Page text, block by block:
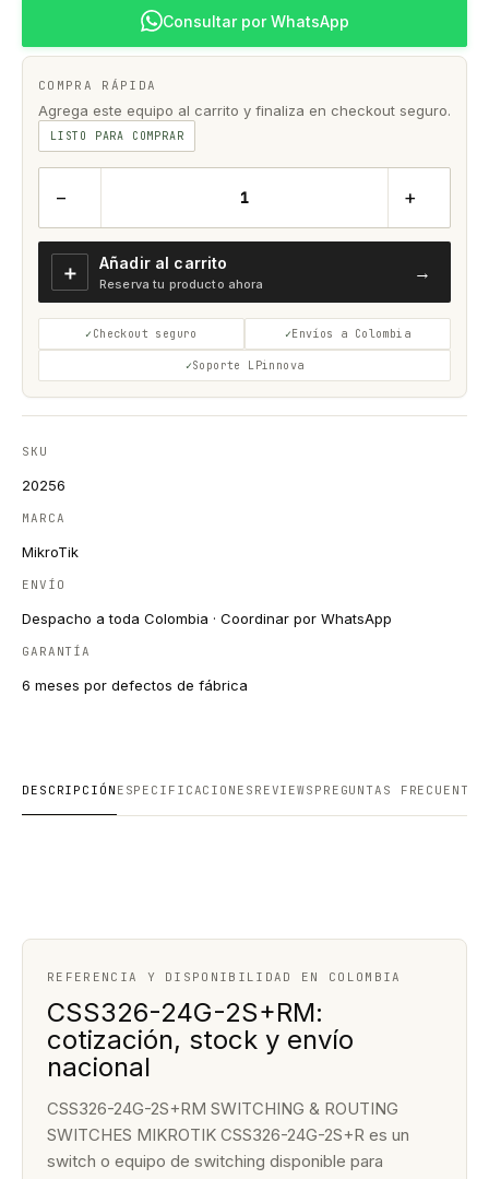
Consultar por WhatsApp
COMPRA RÁPIDA
Agrega este equipo al carrito y finaliza en checkout seguro.
LISTO PARA COMPRAR
− +
＋ Añadir al carrito
Reserva tu producto ahora
→
Checkout seguro Envíos a Colombia
Soporte LPinnova
SKU
20256
MARCA
MikroTik
ENVÍO
Despacho a toda Colombia · Coordinar por WhatsApp
GARANTÍA
6 meses por defectos de fábrica
DESCRIPCIÓN ESPECIFICACIONES REVIEWS PREGUNTAS FRECUENTES
REFERENCIA Y DISPONIBILIDAD EN COLOMBIA
CSS326-24G-2S+RM:
cotización, stock y envío
nacional
CSS326-24G-2S+RM SWITCHING & ROUTING
SWITCHES MIKROTIK CSS326-24G-2S+R es un
switch o equipo de switching disponible para